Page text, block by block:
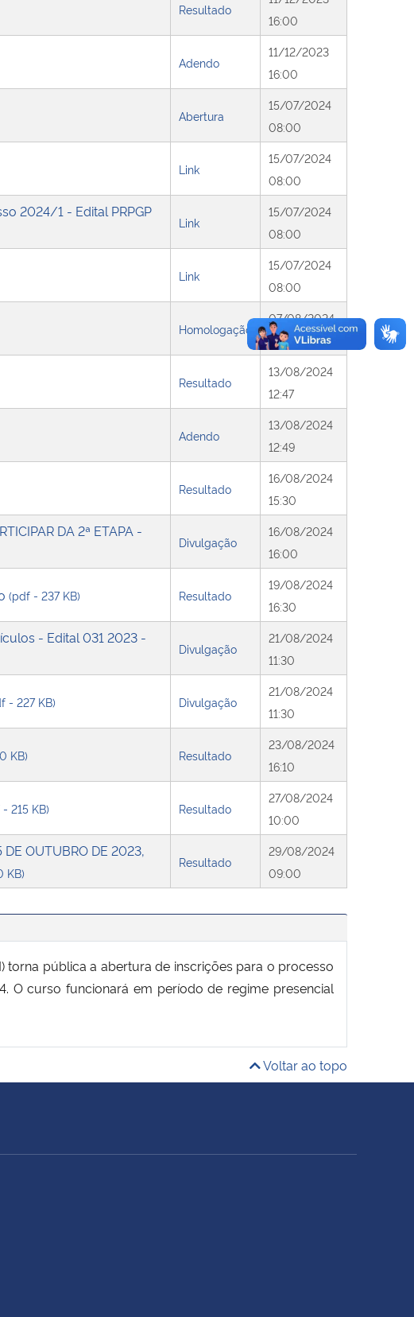
Resultado
16:00
Adendo
11/12/2023
16:00
Abertura
15/07/2024
08:00
Link
15/07/2024
08:00
2024/1 - Edital PRPGP
Link
15/07/2024
08:00
Link
15/07/2024
08:00
Homologação
07/08/2024
11:00
Resultado
13/08/2024
12:47
Adendo
13/08/2024
12:49
Resultado
16/08/2024
15:30
DA 2ª ETAPA -
Divulgação
16/08/2024
16:00
(pdf - 237 KB) Resultado
19/08/2024
16:30
- Edital 031 2023 -
Divulgação
21/08/2024
11:30
- 227 KB) Divulgação
21/08/2024
11:30
KB) Resultado
23/08/2024
16:10
215 KB) Resultado
27/08/2024
10:00
DE OUTUBRO DE 2023,
KB)
Resultado
29/08/2024
09:00
torna pública a abertura de inscrições para o processo
O curso funcionará em período de regime presencial
Voltar ao topo